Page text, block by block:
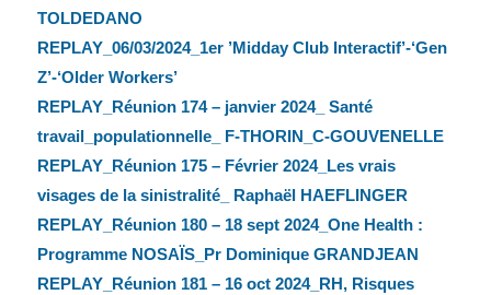
TOLDEDANO
REPLAY_06/03/2024_1er ’Midday Club Interactif’-‘Gen
Z’-‘Older Workers’
REPLAY_Réunion 174 – janvier 2024_ Santé
travail_populationnelle_ F-THORIN_C-GOUVENELLE
REPLAY_Réunion 175 – Février 2024_Les vrais
visages de la sinistralité_ Raphaël HAEFLINGER
REPLAY_Réunion 180 – 18 sept 2024_One Health :
Programme NOSAÏS_Pr Dominique GRANDJEAN
REPLAY_Réunion 181 – 16 oct 2024_RH, Risques